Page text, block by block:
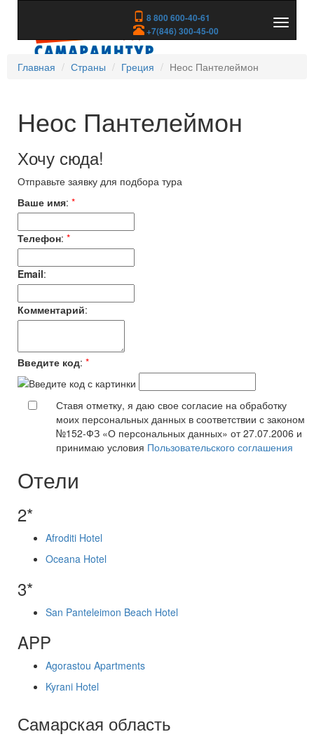
8 800 600-40-61
+7(846) 300-45-00
скрыть
Главная
Страны Греция Неос Пантелеймон
Неос Пантелеймон
Хочу сюда!
Отправьте заявку для подбора тура
Ваше имя: *
Телефон: *
Email:
Комментарий:
Введите код: *
Ставя отметку, я даю свое согласие на обработку
моих персональных данных в соответствии с законом
№152-ФЗ «О персональных данных» от 27.07.2006 и
принимаю условия Пользовательского соглашения
Отели
2*
Afroditi Hotel
Oceana Hotel
3*
San Panteleimon Beach Hotel
APP
Agorastou Apartments
Kyrani Hotel
Самарская область